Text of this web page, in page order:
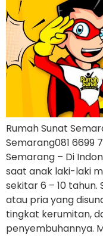
Rumah Sunat
Semarang081 6699
Semarang – Di
saat anak laki-laki
sekitar 6 – 10
atau pria yang
tingkat kerumitan,
penyembuhannya.